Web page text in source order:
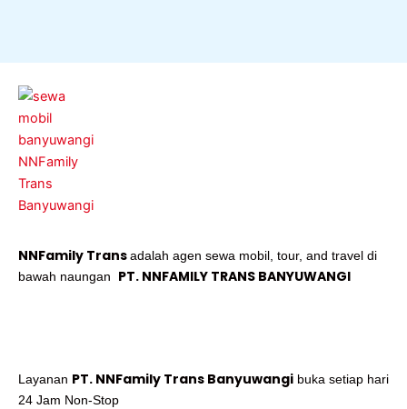
NNFamily Transadalah agen sewa mobil, tour, and travel di
bawah naungan PT. NNFAMILY TRANS BANYUWANGI
Layanan PT. NNFamily Trans Banyuwangi buka setiap hari
24 Jam Non-Stop